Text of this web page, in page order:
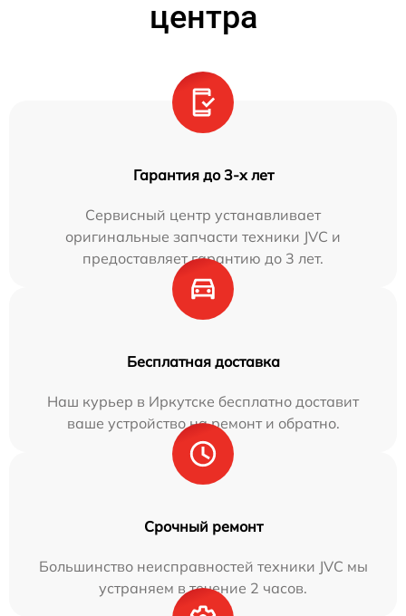
центра
Гарантия до 3-х лет
Сервисный центр устанавливает
оригинальные запчасти техники JVC и
предоставляет гарантию до 3 лет.
Бесплатная доставка
Наш курьер в Иркутске бесплатно доставит
ваше устройство на ремонт и обратно.
Срочный ремонт
Большинство неисправностей техники JVC мы
устраняем в течение 2 часов.